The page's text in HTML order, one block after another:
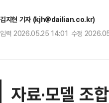
김지현 기자 (kjh@dailian.co.kr)
입력 2026.05.25 14:01 수정
자료·모델 조